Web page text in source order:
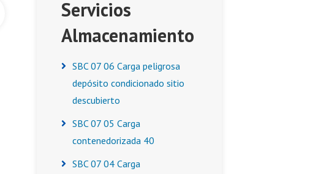
Servicios
Almacenamiento
SBC 07 06 Carga peligrosa
depósito condicionado sitio
descubierto
SBC 07 05 Carga
contenedorizada 40
SBC 07 04 Carga